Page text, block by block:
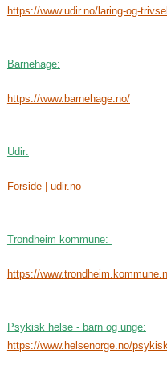
https://www.udir.no/laring-og-
Barnehage:
https://www.barnehage.no/
Udir:
Forside | udir.no
Trondheim kommune:
https://
Psykisk helse - barn og unge:
https://www.helsenorge.no/